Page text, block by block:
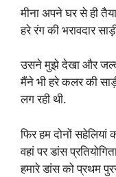
मीना अपने घर से ही
हरे रंग की भरावदार
उसने मुझे देखा और
मैंने भी हरे कलर की
लग रही थी.
फिर हम दोनों
वहां पर डांस
हमारे डांस को प्रथम